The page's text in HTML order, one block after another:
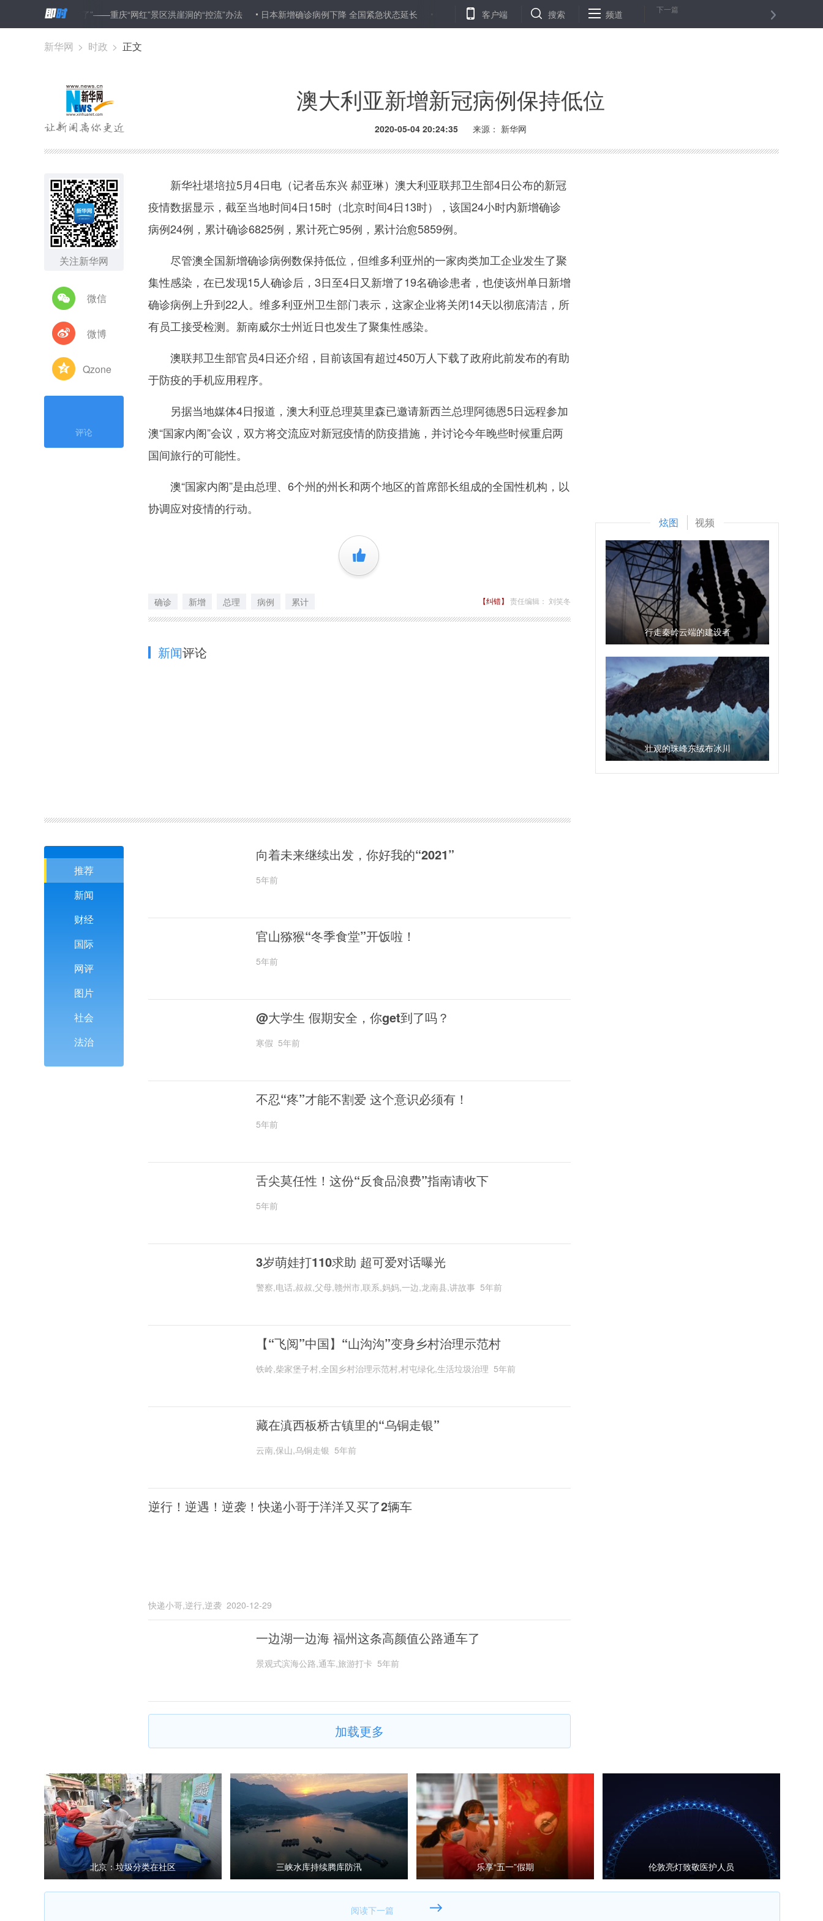
作要求更高了”——重庆“网红”景区洪崖洞的“控流”办法 日本新增确诊病例下降 全国紧急状态延长 特写：五月“开学”的校园守护者 通讯：中企承建肯尼亚拉穆港项目抗疫生产记 马来西亚新增新冠确诊
客户端 搜索 频道 下一篇
新华网 > 时政 > 正文
澳大利亚新增新冠病例保持低位
2020-05-04 20:24:35 来源： 新华网
关注新华网
微信
微博
Qzone
评论
新华社堪培拉5月4日电（记者岳东兴 郝亚琳）澳大利亚联邦卫生部4日公布的新冠
疫情数据显示，截至当地时间4日15时（北京时间4日13时），该国24小时内新增确诊
病例24例，累计确诊6825例，累计死亡95例，累计治愈5859例。
尽管澳全国新增确诊病例数保持低位，但维多利亚州的一家肉类加工企业发生了聚
集性感染，在已发现15人确诊后，3日至4日又新增了19名确诊患者，也使该州单日新增
确诊病例上升到22人。维多利亚州卫生部门表示，这家企业将关闭14天以彻底清洁，所
有员工接受检测。新南威尔士州近日也发生了聚集性感染。
澳联邦卫生部官员4日还介绍，目前该国有超过450万人下载了政府此前发布的有助
于防疫的手机应用程序。
另据当地媒体4日报道，澳大利亚总理莫里森已邀请新西兰总理阿德恩5日远程参加
澳“国家内阁”会议，双方将交流应对新冠疫情的防疫措施，并讨论今年晚些时候重启两
国间旅行的可能性。
澳“国家内阁”是由总理、6个州的州长和两个地区的首席部长组成的全国性机构，以
协调应对疫情的行动。
+1
确诊 新增 总理 病例 累计 【纠错】 责任编辑： 刘笑冬
新闻评论
推荐
新闻
财经
国际
网评
图片
社会
法治
向着未来继续出发，你好我的“2021”
5年前
官山猕猴“冬季食堂”开饭啦！
5年前
@大学生 假期安全，你get到了吗？
寒假 5年前
不忍“疼”才能不割爱 这个意识必须有！
5年前
舌尖莫任性！这份“反食品浪费”指南请收下
5年前
3岁萌娃打110求助 超可爱对话曝光
警察,电话,叔叔,父母,赣州市,联系,妈妈,一边,龙南县,讲故事 5年前
【“飞阅”中国】“山沟沟”变身乡村治理示范村
铁岭,柴家堡子村,全国乡村治理示范村,村屯绿化,生活垃圾治理 5年前
藏在滇西板桥古镇里的“乌铜走银”
云南,保山,乌铜走银 5年前
逆行！逆遇！逆袭！快递小哥于洋洋又买了2辆车
快递小哥,逆行,逆袭 2020-12-29
一边湖一边海 福州这条高颜值公路通车了
景观式滨海公路,通车,旅游打卡 5年前
加载更多
炫图 视频
行走秦岭云端的建设者
壮观的珠峰东绒布冰川
北京：垃圾分类在社区 三峡水库持续腾库防汛 乐享“五一”假期 伦敦亮灯致敬医护人员